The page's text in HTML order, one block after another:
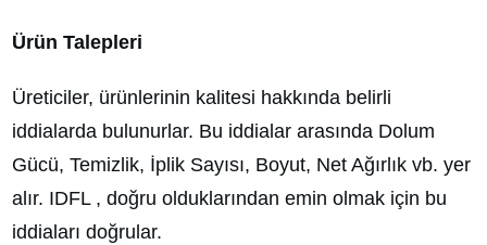
Ürün Talepleri
Üreticiler, ürünlerinin kalitesi hakkında belirli
iddialarda bulunurlar. Bu iddialar arasında Dolum
Gücü, Temizlik, İplik Sayısı, Boyut, Net Ağırlık vb. yer
alır. IDFL , doğru olduklarından emin olmak için bu
iddiaları doğrular.